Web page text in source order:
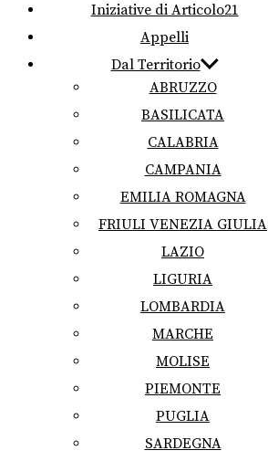
Iniziative di Articolo21
Appelli
Dal Territorio
ABRUZZO
BASILICATA
CALABRIA
CAMPANIA
EMILIA ROMAGNA
FRIULI VENEZIA GIULIA
LAZIO
LIGURIA
LOMBARDIA
MARCHE
MOLISE
PIEMONTE
PUGLIA
SARDEGNA